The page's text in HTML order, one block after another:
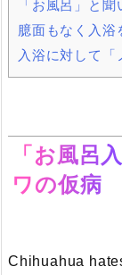
「お風呂」と
臆面もなく入浴
入浴に対して
「お風呂
ワの仮病
Chihuahua